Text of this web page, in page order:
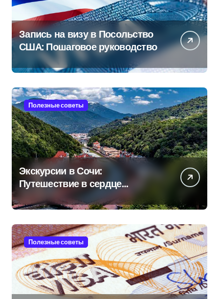
Запись на визу в Посольство
США: Пошаговое руководство
Полезные советы
Экскурсии в Сочи:
Путешествие в сердце
Черноморского курорта
Полезные советы